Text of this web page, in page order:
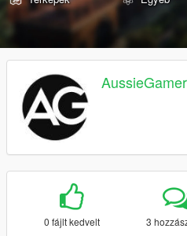
0 fájlt kedvelt 3